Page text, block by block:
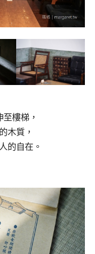
樓梯，
木質，
的自在。